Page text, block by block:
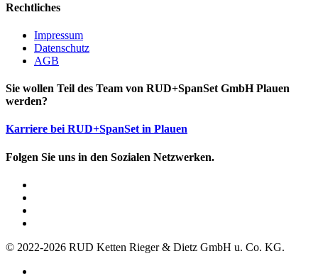
Rechtliches
Impressum
Datenschutz
AGB
Sie wollen Teil des Team von RUD+SpanSet GmbH Plauen
werden?
Karriere bei RUD+SpanSet in Plauen
Folgen Sie uns in den Sozialen Netzwerken.
© 2022-2026 RUD Ketten Rieger & Dietz GmbH u. Co. KG.